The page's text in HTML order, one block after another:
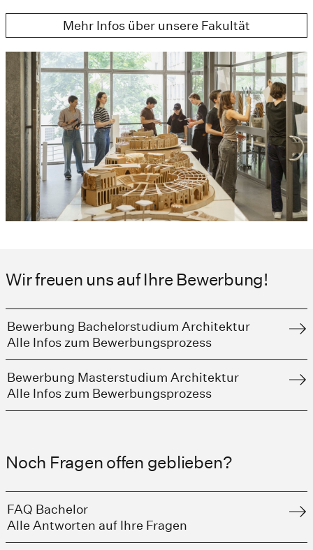
Mehr Infos über unsere Fakultät
Wir freuen uns auf Ihre Bewerbung!
Bewerbung Bachelorstudium Architektur
Alle Infos zum Bewerbungsprozess
Bewerbung Masterstudium Architektur
Alle Infos zum Bewerbungsprozess
Noch Fragen offen geblieben?
FAQ Bachelor
Alle Antworten auf Ihre Fragen